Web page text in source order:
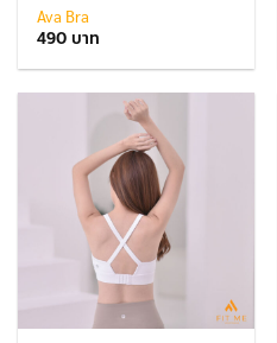
Ava Bra
490